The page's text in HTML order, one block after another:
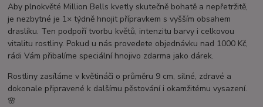
Aby plnokvěté Million Bells kvetly skutečně bohatě a nepřetržitě,
je nezbytné je 1× týdně hnojit přípravkem s vyšším obsahem
draslíku. Ten podpoří tvorbu květů, intenzitu barvy i celkovou
vitalitu rostliny. Pokud u nás provedete objednávku nad 1000 Kč,
rádi Vám přibalíme speciální hnojivo zdarma jako dárek.
Rostliny zasíláme v květináči o průměru 9 cm, silné, zdravé a
dokonale připravené k dalšímu pěstování i okamžitému vysazení.
🌸